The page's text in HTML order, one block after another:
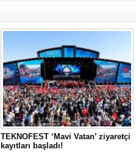
TEKNOFEST ‘Mavi Vatan’ ziyaretçi
kayıtları başladı!